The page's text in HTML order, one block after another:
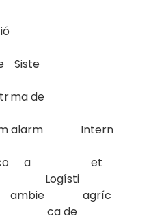
Siste
ma de
alarm
a
ambie
Logísti
ca de
Intern
et
agríc